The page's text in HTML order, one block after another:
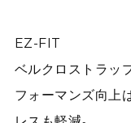
EZ-FIT
ベルクロストラッ
フォーマンズ向上